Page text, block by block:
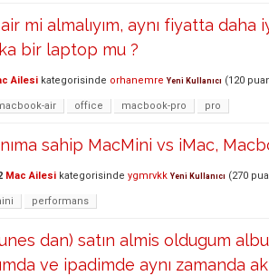
mi almalıyım, aynı fiyatta daha
bir laptop mu ?
Ailesi kategorisinde orhanemre Yeni Kullanıcı (120
air office macbook-pro pro
sahip MacMini vs iMac,
Mac Ailesi kategorisinde ygmrvkk Yeni Kullanıcı (270
performans
dan) satın almis oldugum
ve ipadimde aynı zamanda